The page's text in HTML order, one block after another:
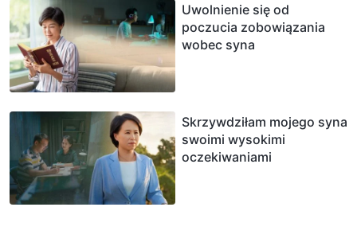
Uwolnienie się od
poczucia zobowiązania
wobec syna
Skrzywdziłam mojego syna
swoimi wysokimi
oczekiwaniami